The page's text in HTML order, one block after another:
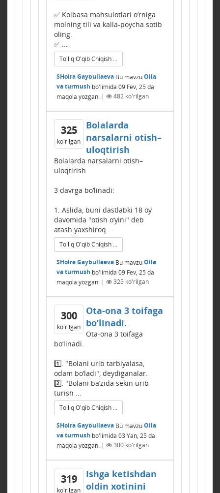
✅ Kolbasa mahsulotlari o‘rniga
molning tili va kalla-poycha sotib
oling.
✅ ...
To'liq O'qib Chiqish ...
SHoira Gaybullaeva Bu mavzuOila
va turmush bo'limida 09 Fev, 25 da
maqola yozgan. | 482 ko'rilgan
325
ko'rilgan
Bolalarda
narsalarni otish–
uloqtirish
Bolalarda narsalarni otish–
uloqtirish
3 davrga bo‘linadi:
1. Aslida, buni dastlabki 18 oy
davomida "otish o‘yini" deb
atash yaxshiroq ...
To'liq O'qib Chiqish ...
SHoira Gaybullaeva Bu mavzuOila
va turmush bo'limida 09 Fev, 25 da
maqola yozgan. | 325 ko'rilgan
300
ko'rilgan
Ota-ona 3 toifaga
bo‘linadi.
Ota-ona 3 toifaga
bo‘linadi.
1️⃣. "Bolani urib tarbiyalasa,
odam bo‘ladi", deydiganalar.
2️⃣. "Bolani ba’zida sekin urib
turish ...
To'liq O'qib Chiqish ...
SHoira Gaybullaeva Bu mavzuOila
va turmush bo'limida 03 Yan, 25 da
maqola yozgan. | 300 ko'rilgan
319
ko'rilgan
Ishga ketishdan
oldin xotinini